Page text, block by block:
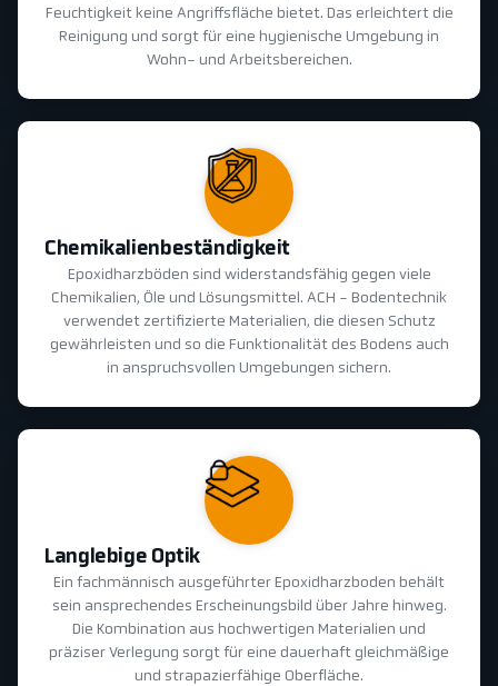
Feuchtigkeit keine Angriffsfläche bietet. Das erleichtert die
Reinigung und sorgt für eine hygienische Umgebung in
Wohn- und Arbeitsbereichen.
Chemikalienbeständigkeit
Epoxidharzböden sind widerstandsfähig gegen viele
Chemikalien, Öle und Lösungsmittel. ACH - Bodentechnik
verwendet zertifizierte Materialien, die diesen Schutz
gewährleisten und so die Funktionalität des Bodens auch
in anspruchsvollen Umgebungen sichern.
Langlebige Optik
Ein fachmännisch ausgeführter Epoxidharzboden behält
sein ansprechendes Erscheinungsbild über Jahre hinweg.
Die Kombination aus hochwertigen Materialien und
präziser Verlegung sorgt für eine dauerhaft gleichmäßige
und strapazierfähige Oberfläche.